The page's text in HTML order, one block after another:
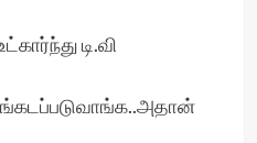
டி.வி